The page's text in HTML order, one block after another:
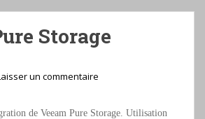
Storage
un commentaire
de Veeam Pure Storage. Utilisation